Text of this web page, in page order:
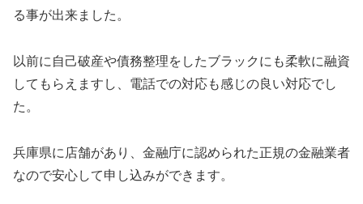
る事が出来ました。
以前に自己破産や債務整理をしたブラックにも柔軟に融資
してもらえますし、電話での対応も感じの良い対応でし
た。
兵庫県に店舗があり、金融庁に認められた正規の金融業者
なので安心して申し込みができます。